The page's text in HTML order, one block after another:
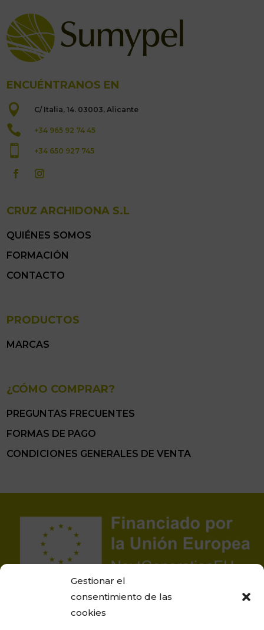
Gestionar el
consentimiento de las
cookies
ENCUÉNTRANOS EN
 C/ Italia, 14. 03003, Alicante
 +34 965 92 74 45
+34 650 927 745
CRUZ ARCHIDONA S.L
QUIÉNES SOMOS
FORMACIÓN
CONTACTO
PRODUCTOS
MARCAS
¿CÓMO COMPRAR?
PREGUNTAS FRECUENTES
FORMAS DE PAGO
CONDICIONES GENERALES DE VENTA